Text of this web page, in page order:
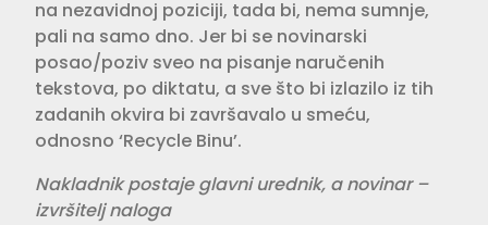
na nezavidnoj poziciji, tada bi, nema sumnje,
pali na samo dno. Jer bi se novinarski
posao/poziv sveo na pisanje naručenih
tekstova, po diktatu, a sve što bi izlazilo iz tih
zadanih okvira bi završavalo u smeću,
odnosno ‘Recycle Binu’.
Nakladnik postaje glavni urednik, a novinar –
izvršitelj naloga